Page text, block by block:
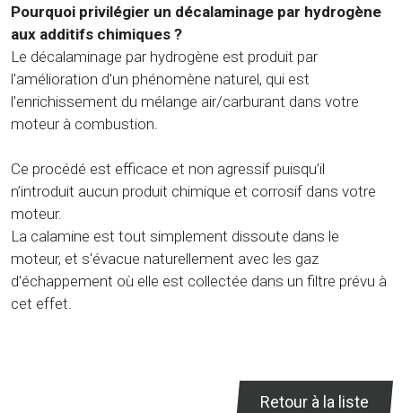
Pourquoi privilégier un décalaminage par hydrogène
aux additifs chimiques ?
Le décalaminage par hydrogène est produit par
l'amélioration d'un phénomène naturel, qui est
l'enrichissement du mélange air/carburant dans votre
moteur à combustion.
Ce procédé est efficace et non agressif puisqu’il
n’introduit aucun produit chimique et corrosif dans votre
moteur.
La calamine est tout simplement dissoute dans le
moteur, et s'évacue naturellement avec les gaz
d'échappement où elle est collectée dans un filtre prévu à
cet effet.
Retour à la liste